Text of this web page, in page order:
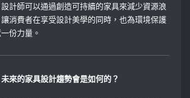
計師可以通過創造可持續的家具來減少資源浪
消費者在享受設計美學的同時，也為環境保護
份力量。
來的家具設計趨勢會是如何的？